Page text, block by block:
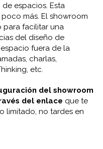
espacios. Esta
más. El showroom
para facilitar una
del diseño de
fuera de la
charlas,
etc.
del showroom
del enlace que te
limitado, no tardes en